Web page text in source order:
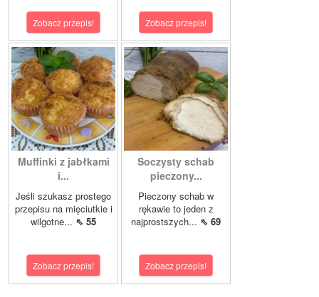
Zobacz przepis! Zobacz przepis!
Muffinki z jabłkami
i...
Jeśli szukasz prostego
przepisu na mięciutkie i
wilgotne... ⇖ 55
Zobacz przepis!
Soczysty schab
pieczony...
Pieczony schab w
rękawie to jeden z
najprostszych... ⇖ 69
Zobacz przepis!